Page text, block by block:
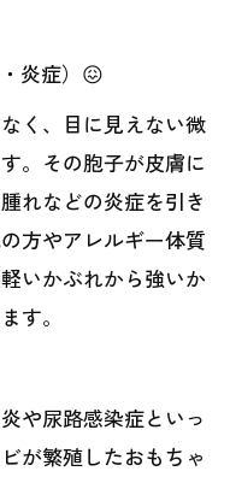
炎症）😖
く、目に見えない微
。その胞子が皮膚に
れなどの炎症を引き
方やアレルギー体質
いかぶれから強いか
す。
や尿路感染症といっ
が繁殖したおもちゃ